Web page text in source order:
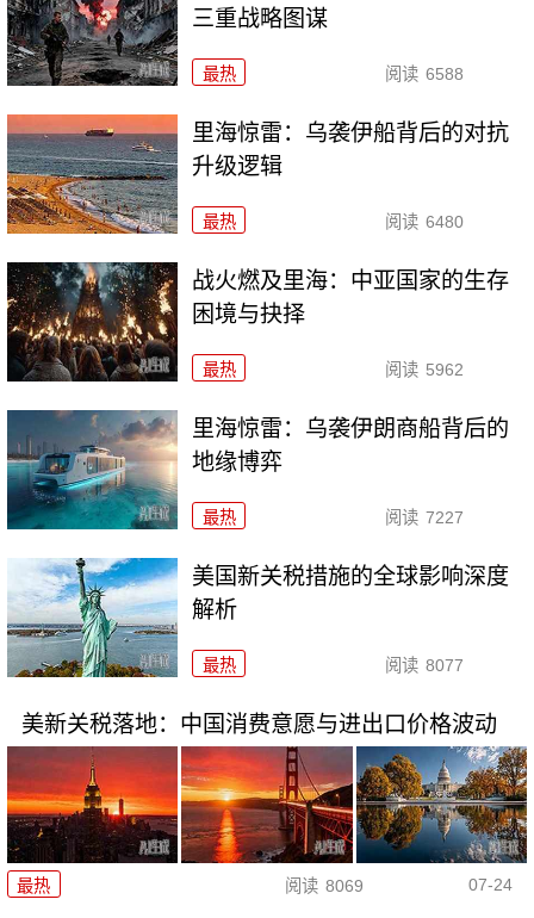
三重战略图谋
最热 阅读 6588
里海惊雷：乌袭伊船背后的对抗
升级逻辑
最热 阅读 6480
战火燃及里海：中亚国家的生存
困境与抉择
最热 阅读 5962
里海惊雷：乌袭伊朗商船背后的
地缘博弈
最热 阅读 7227
美国新关税措施的全球影响深度
解析
最热 阅读 8077
美新关税落地：中国消费意愿与进出口价格波动
最热 阅读 8069 07-24